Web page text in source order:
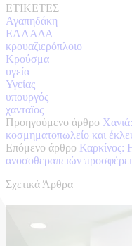
ΕΤΙΚΕΤΕΣ
Αγαπηδάκη
ΕΛΛΑΔΑ
κρουαζιερόπλοιο
Κρούσμα
υγεία
Υγείας
υπουργός
χανταϊος
Προηγούμενο άρθρο
κοσμηματοπωλείο και
Επόμενο άρθρο Καρκίνος:
ανοσοθεραπειών
Σχετικά Άρθρα